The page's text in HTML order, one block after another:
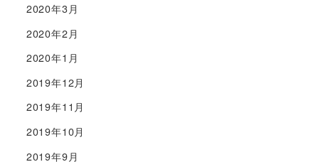
2020年3月
2020年2月
2020年1月
2019年12月
2019年11月
2019年10月
2019年9月